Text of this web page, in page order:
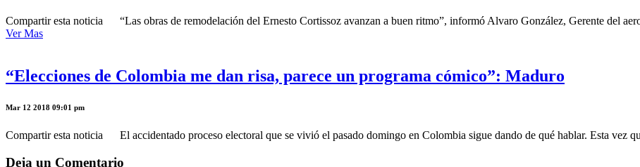
Compartir esta noticia “Las obras de remodelación del Ernesto Cortissoz avanzan a buen ritmo”, informó Alvaro González, Gerente del
Ver Mas
“Elecciones de Colombia me dan risa, parece un programa cómico”: Maduro
Mar 12 2018 09:01 pm
Compartir esta noticia El accidentado proceso electoral que se vivió el pasado domingo en Colombia sigue dando de qué hablar. Esta vez
Deja un Comentario